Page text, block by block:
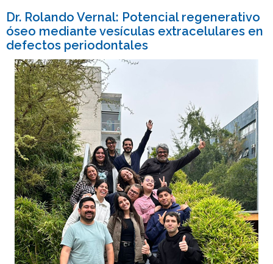
Dr. Rolando Vernal: Potencial regenerativo
óseo mediante vesículas extracelulares en
defectos periodontales